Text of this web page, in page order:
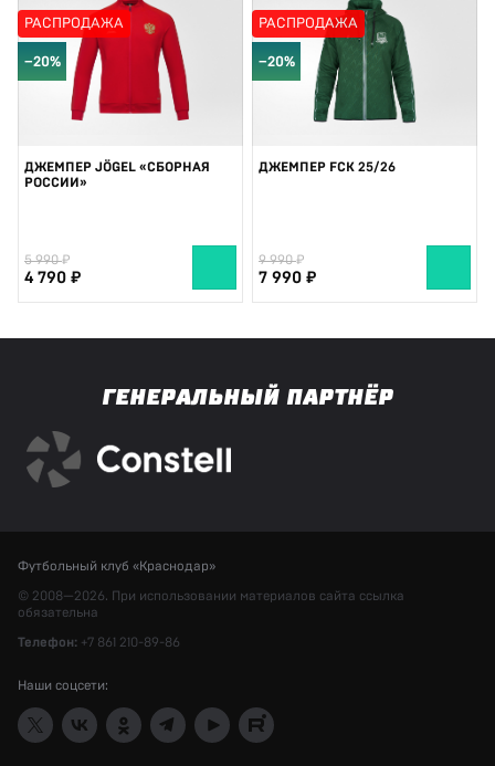
РАСПРОДАЖА
−20%
ДЖЕМПЕР JÖGEL «СБОРНАЯ
РОССИИ»
5 990
4 790
РАСПРОДАЖА
−20%
ДЖЕМПЕР FCK 25/26
9 990
7 990
ГЕНЕРАЛЬНЫЙ ПАРТНЁР
Футбольный клуб «Краснодар»
© 2008—2026. При использовании материалов сайта ссылка
обязательна
Телефон: +7 861 210-89-86
Наши соцсети: